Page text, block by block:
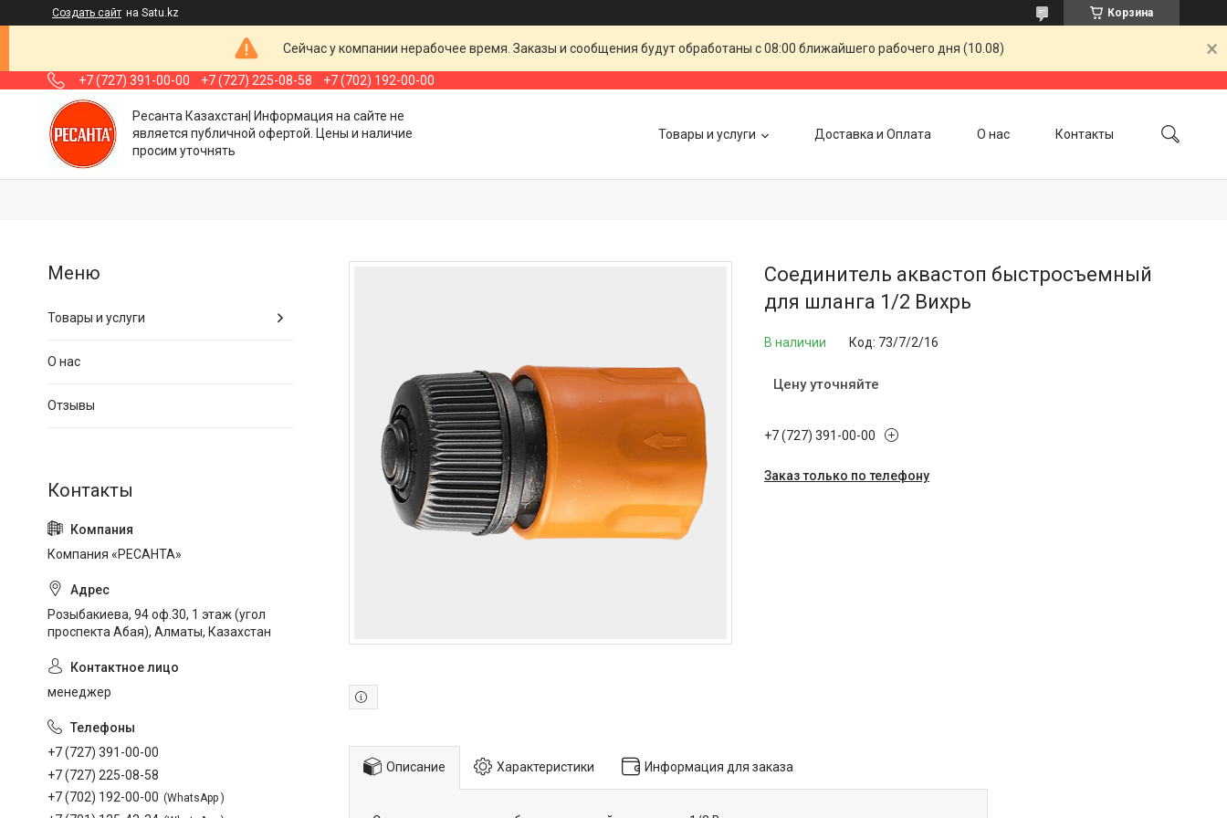
Создать сайт на Satu.kz Корзина
Сейчас у компании нерабочее время. Заказы и сообщения будут обработаны с 08:00 ближайшего рабочего дня (10.08)
+7 (727) 391-00-00 +7 (727) 225-08-58 +7 (702) 192-00-00
Ресанта Казахстан| Информация на сайте не
является публичной офертой. Цены и наличие
просим уточнять
Товары и услуги Доставка и Оплата О нас Контакты
Соединитель аквастоп быстросъемный
для шланга 1/2 Вихрь
В наличии Код: 73/7/2/16
Цену уточняйте
+7 (727) 391-00-00
Заказ только по телефону
Описание Характеристики Информация для заказа
Товары и услуги
О нас
Отзывы
Компания «РЕСАНТА»
Розыбакиева, 94 оф.30, 1 этаж (угол
проспекта Абая), Алматы, Казахстан
менеджер
+7 (727) 391-00-00
+7 (727) 225-08-58
+7 (702) 192-00-00
WhatsApp